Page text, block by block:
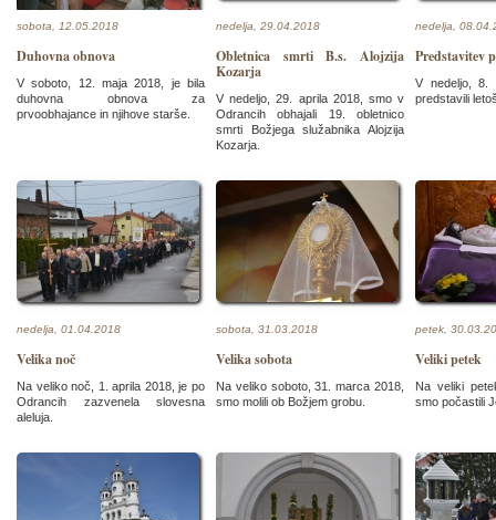
sobota, 12.05.2018
Duhovna obnova
V soboto, 12. maja 2018, je bila
duhovna obnova za
prvoobhajance in njihove starše.
nedelja, 29.04.2018
Obletnica smrti B.s. Alojzija
Kozarja
V nedeljo, 29. aprila 2018, smo v
Odrancih obhajali 19. obletnico
smrti Božjega služabnika Alojzija
Kozarja.
nedelja,
Predstavitev
V nedeljo, 8.
predstavili
nedelja, 01.04.2018
Velika noč
Na veliko noč, 1. aprila 2018, je po
Odrancih zazvenela slovesna
aleluja.
sobota, 31.03.2018
Velika sobota
Na veliko soboto, 31. marca 2018,
smo molili ob Božjem grobu.
petek,
Veliki petek
Na veliki
smo počastili